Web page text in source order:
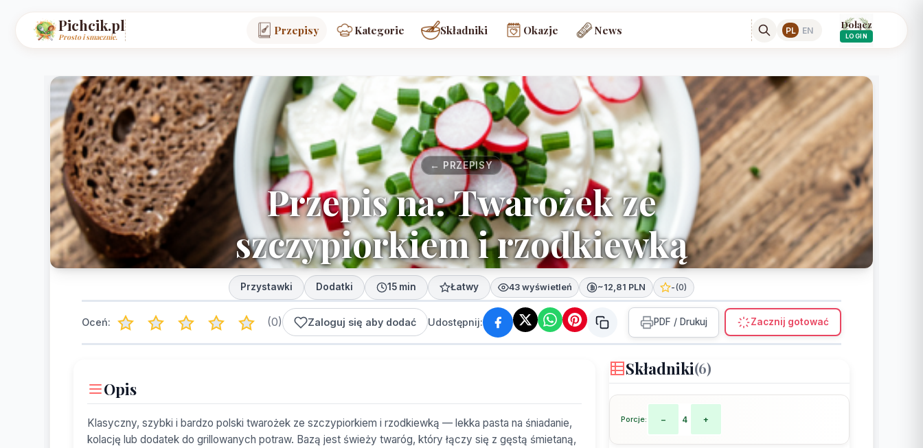
Pichcik.pl
Prosto i smacznie. Przepisy Kategorie Składniki Okazje News PL EN
Dołącz
LOGIN
← PRZEPISY
Przepis na: Twarożek ze
szczypiorkiem i rzodkiewką
Przystawki Dodatki 15 min Łatwy 43 wyświetleń ~12,81 PLN -(0)
Oceń: (0) Zaloguj się aby dodać Udostępnij: PDF / Drukuj Zacznij gotować
Opis
Klasyczny, szybki i bardzo polski twarożek ze szczypiorkiem i rzodkiewką — lekka pasta na śniadanie,
kolację lub dodatek do grillowanych potraw. Bazą jest świeży twaróg, który łączy się z gęstą śmietaną,
Składniki(6)
Porcje: − 4 +